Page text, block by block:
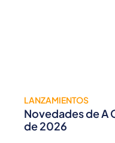
LANZAMIENTOS
Novedades de A
de 2026